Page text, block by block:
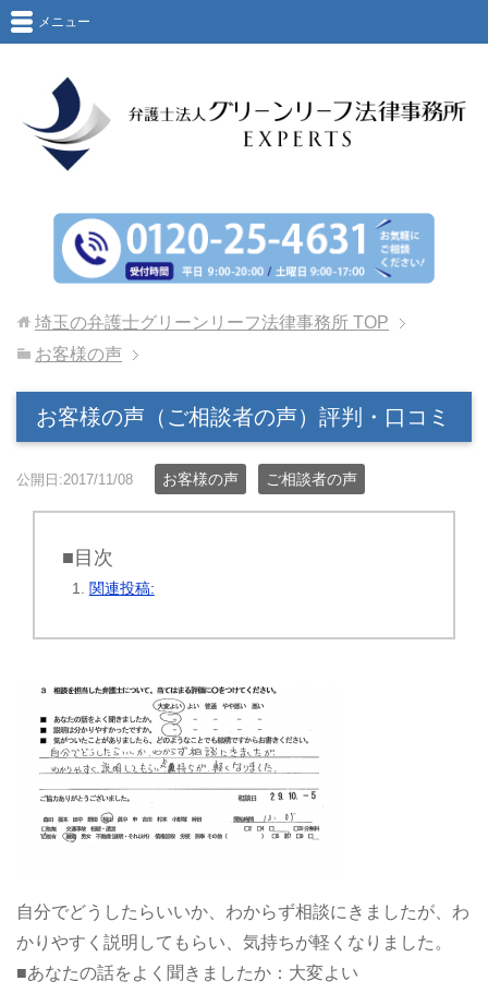
メニュー
埼玉の弁護士グリーンリーフ法律事務所 TOP
お客様の声
お客様の声（ご相談者の声）評判・口コミ
公開日:2017/11/08 お客様の声 ご相談者の声
■目次
関連投稿:
自分でどうしたらいいか、わからず相談にきましたが、わ
かりやすく説明してもらい、気持ちが軽くなりました。
■あなたの話をよく聞きましたか：大変よい